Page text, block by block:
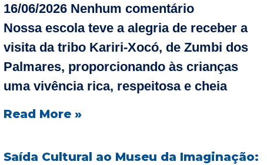
16/06/2026 Nenhum comentário
Nossa escola teve a alegria de receber a
visita da tribo Kariri‑Xocó, de Zumbi dos
Palmares, proporcionando às crianças
uma vivência rica, respeitosa e cheia
Read More »
Saída Cultural ao Museu da Imaginação: